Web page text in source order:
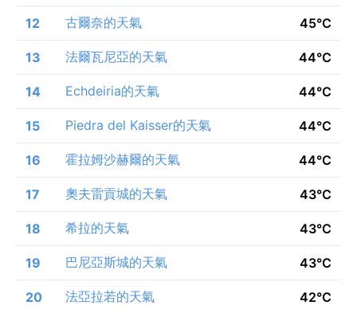
12 古爾奈的天氣 45°C
13 法爾瓦尼亞的天氣 44°C
14 Echdeiria的天氣 44°C
15 Piedra del Kaisser的天氣 44°C
16 霍拉姆沙赫爾的天氣 44°C
17 奧夫雷貢城的天氣 43°C
18 希拉的天氣 43°C
19 巴尼亞斯城的天氣 43°C
20 法亞拉若的天氣 42°C